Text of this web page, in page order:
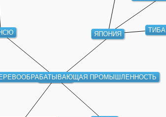
КАВАГОЭ ПРОМЫШЛЕННОСТЬ
ЯПОНИЯ
ТИБА